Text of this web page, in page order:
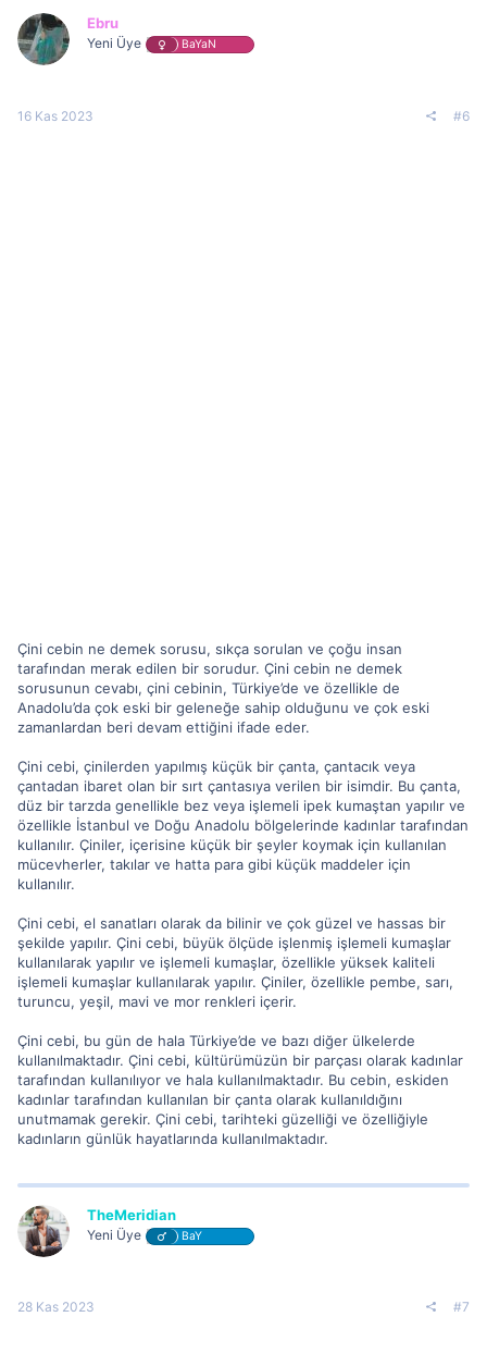
Ebru
Yeni Üye BaYaN
16 Kas 2023 #6
Çini cebin ne demek sorusu, sıkça sorulan ve çoğu insan
tarafından merak edilen bir sorudur. Çini cebin ne demek
sorusunun cevabı, çini cebinin, Türkiye’de ve özellikle de
Anadolu’da çok eski bir geleneğe sahip olduğunu ve çok eski
zamanlardan beri devam ettiğini ifade eder.
Çini cebi, çinilerden yapılmış küçük bir çanta, çantacık veya
çantadan ibaret olan bir sırt çantasıya verilen bir isimdir. Bu çanta,
düz bir tarzda genellikle bez veya işlemeli ipek kumaştan yapılır ve
özellikle İstanbul ve Doğu Anadolu bölgelerinde kadınlar tarafından
kullanılır. Çiniler, içerisine küçük bir şeyler koymak için kullanılan
mücevherler, takılar ve hatta para gibi küçük maddeler için
kullanılır.
Çini cebi, el sanatları olarak da bilinir ve çok güzel ve hassas bir
şekilde yapılır. Çini cebi, büyük ölçüde işlenmiş işlemeli kumaşlar
kullanılarak yapılır ve işlemeli kumaşlar, özellikle yüksek kaliteli
işlemeli kumaşlar kullanılarak yapılır. Çiniler, özellikle pembe, sarı,
turuncu, yeşil, mavi ve mor renkleri içerir.
Çini cebi, bu gün de hala Türkiye’de ve bazı diğer ülkelerde
kullanılmaktadır. Çini cebi, kültürümüzün bir parçası olarak kadınlar
tarafından kullanılıyor ve hala kullanılmaktadır. Bu cebin, eskiden
kadınlar tarafından kullanılan bir çanta olarak kullanıldığını
unutmamak gerekir. Çini cebi, tarihteki güzelliği ve özelliğiyle
kadınların günlük hayatlarında kullanılmaktadır.
TheMeridian
Yeni Üye BaY
28 Kas 2023 #7